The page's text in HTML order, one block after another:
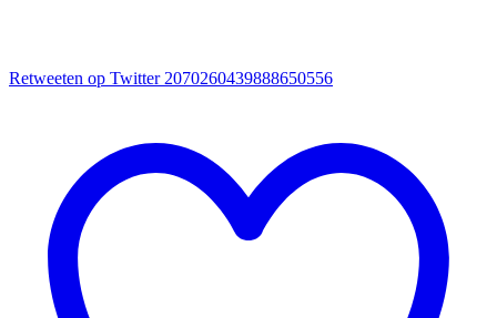
Retweeten op Twitter 2070260439888650556